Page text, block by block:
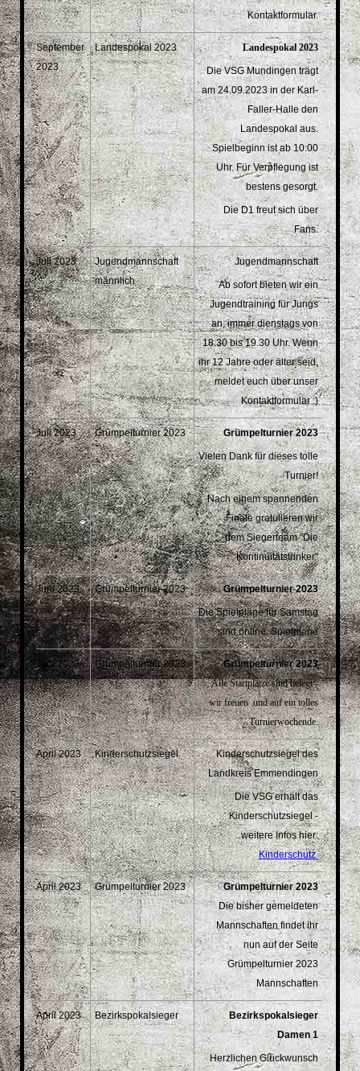
Kontaktformular.
September
2023
Landespokal 2023 Landespokal 2023
Die VSG Mundingen trägt
am 24.09.2023 in der Karl-
Faller-Halle den
Landespokal aus.
Spielbeginn ist ab 10:00
Uhr. Für Verpflegung ist
bestens gesorgt.
Die D1 freut sich über
Fans.
Juli 2023
Jugendmannschaft
männlich
Jugendmannschaft
Ab sofort bieten wir ein
Jugendtraining für Jungs
an, immer dienstags von
18.30 bis 19.30 Uhr. Wenn
ihr 12 Jahre oder älter seid,
meldet euch über unser
Kontaktformular :)
Juli 2023 Grümpelturnier 2023 Grümpelturnier 2023
Vielen Dank für dieses tolle
Turnier!
Nach einem spannenden
Finale gratulieren wir
dem Siegerteam "Die
Kontinuitätstrinker"
Juni 2023 Grümpelturnier 2023 Grümpelturnier 2023
Die Spielpläne für Samstag
sind online: Spielpläne
Juni 2023 Grümpelturnier 2023
Grümpelturnier 2023
Alle Startplätze sind belegt -
wir freuen und auf ein tolles
Turnierwochende.
April 2023 Kinderschutzsiegel
Kinderschutzsiegel des
Landkreis Emmendingen
Die VSG erhält das
Kinderschutzsiegel -
weitere Infos hier:
Kinderschutz
April 2023 Grümpelturnier 2023
Grümpelturnier 2023
Die bisher gemeldeten
Mannschaften findet ihr
nun auf der Seite
Grümpelturnier 2023
Mannschaften
April 2023 Bezirkspokalsieger
Bezirkspokalsieger
Damen 1
Herzlichen Glückwunsch